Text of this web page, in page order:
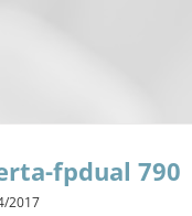
fpdual 790
2017